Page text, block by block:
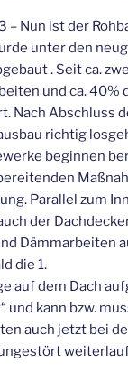
– Nun ist der
unter den
. Seit ca.
und ca. 40%
Nach Abschluss
richtig
beginnen
Parallel zum
der
Dämmarbeiten
die 1.
auf dem Dach
und kann bzw.
auch jetzt bei